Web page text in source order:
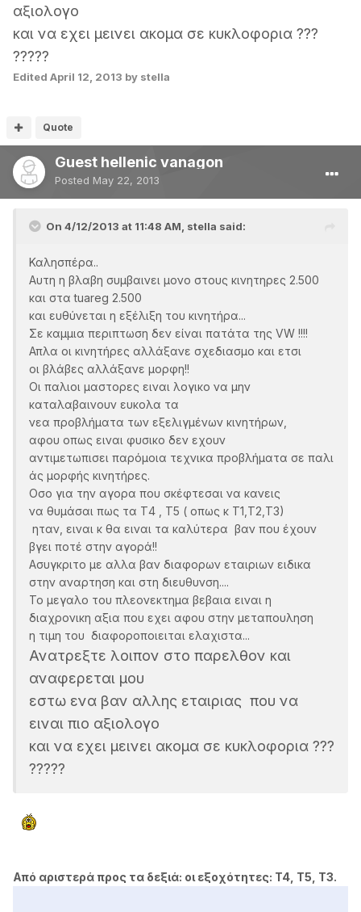
αξιολογο
και να εχει μεινει ακομα σε κυκλοφορια ???
?????
Edited April 12, 2013 by stella
Quote
Guest hellenic vanagon
Posted May 22, 2013
On 4/12/2013 at 11:48 AM, stella said:
Καλησπέρα..
Αυτη η βλαβη συμβαινει μονο στους κινητηρες 2.500
και στα tuareg 2.500
και ευθύνεται η εξέλιξη του κινητήρα...
Σε καμμια περιπτωση δεν είναι πατάτα της VW !!!!
Απλα οι κινητήρες αλλάξανε σχεδιασμο και ετσι
οι βλάβες αλλάξανε μορφη!!
Οι παλιοι μαστορες ειναι λογικο να μην
καταλαβαινουν ευκολα τα
νεα προβλήματα των εξελιγμένων κινητήρων,
αφου οπως ειναι φυσικο δεν εχουν
αντιμετωπισει παρόμοια τεχνικα προβλήματα σε παλι
άς μορφής κινητήρες.
Οσο για την αγορα που σκέφτεσαι να κανεις
να θυμάσαι πως τα Τ4 , Τ5 ( οπως κ Τ1,Τ2,Τ3)
ηταν, ειναι κ θα ειναι τα καλύτερα βαν που έχουν
βγει ποτέ στην αγορά!!
Ασυγκριτο με αλλα βαν διαφορων εταιριων ειδικα
στην αναρτηση και στη διευθυνση....
Το μεγαλο του πλεονεκτημα βεβαια ειναι η
διαχρονικη αξια που εχει αφου στην μεταπουληση
η τιμη του διαφοροποιειται ελαχιστα...
Ανατρεξτε λοιπον στο παρελθον και
αναφερεται μου
εστω ενα βαν αλλης εταιριας που να
ειναι πιο αξιολογο
και να εχει μεινει ακομα σε κυκλοφορια ???
?????
Από αριστερά προς τα δεξιά: oι εξοχότητες: T4, T5, T3.